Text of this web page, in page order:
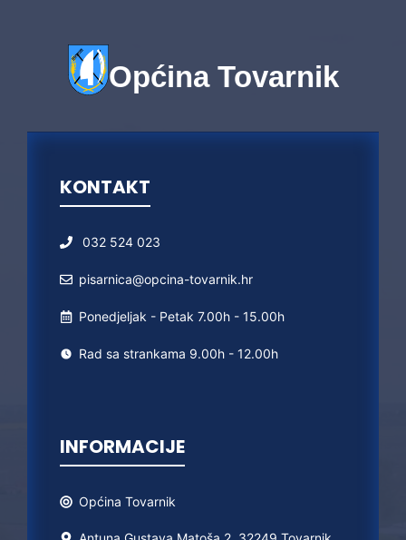
Općina Tovarnik
KONTAKT
032 524 023
pisarnica@opcina-tovarnik.hr
Ponedjeljak - Petak 7.00h - 15.00h
Rad sa strankama 9.00h - 12.00h
INFORMACIJE
Općina Tovarnik